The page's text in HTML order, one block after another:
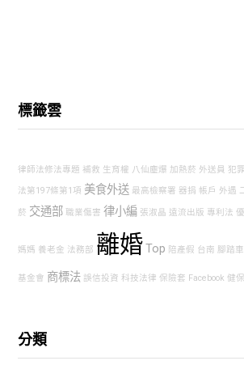
標籤雲
律師法修法專題 補救 生育權 八仙塵爆 加熱菸 外送員 犯
法第197條第1項 美食外送 最高檢察署 器捐 帳戶 外遇
菸 交通部 職業傷害 律小編 張淑晶 遠流出版 專利法
媽媽 養老金 法務部 離婚Top 陪產假 台南 腳踏車
基金會 商標法 誤信投資 科技法律 保險套 Facebook 健
分類